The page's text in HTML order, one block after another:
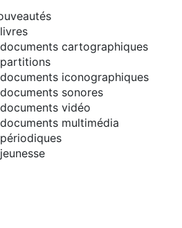
cartographiques
iconographiques
sonores
vidéo
multimédia